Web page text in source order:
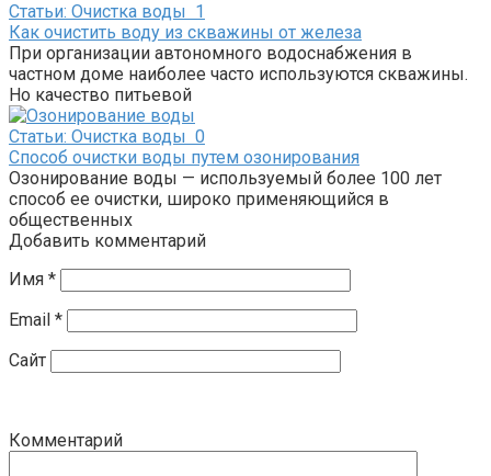
Статьи: Очистка воды 1
Как очистить воду из скважины от железа
При организации автономного водоснабжения в
частном доме наиболее часто используются скважины.
Но качество питьевой
Статьи: Очистка воды 0
Способ очистки воды путем озонирования
Озонирование воды — используемый более 100 лет
способ ее очистки, широко применяющийся в
общественных
Добавить комментарий
Имя *
Email *
Сайт
Комментарий